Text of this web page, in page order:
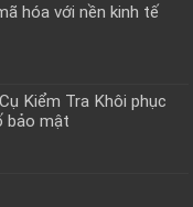
hóa với nền kinh tế
Kiểm Tra Khôi phục
bảo mật